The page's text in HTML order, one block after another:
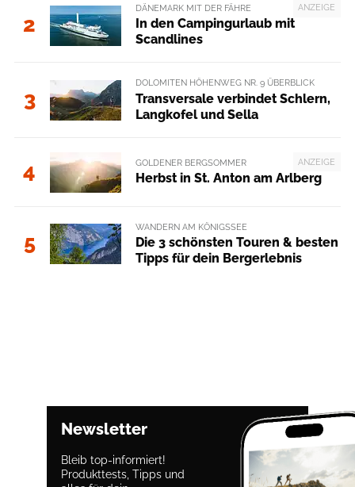
2
ANZEIGE
DÄNEMARK MIT DER FÄHRE
In den Campingurlaub mit
Scandlines
3
DOLOMITEN HÖHENWEG NR. 9 ÜBERBLICK
Transversale verbindet Schlern,
Langkofel und Sella
4 ANZEIGE
GOLDENER BERGSOMMER
Herbst in St. Anton am Arlberg
5
WANDERN AM KÖNIGSSEE
Die 3 schönsten Touren & besten
Tipps für dein Bergerlebnis
Newsletter
Bleib top-informiert!
Produkttests, Tipps und